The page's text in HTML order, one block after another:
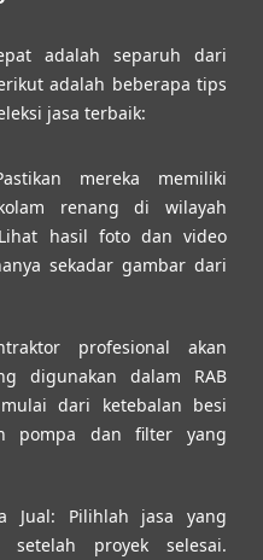
adalah separuh dari
adalah beberapa tips
jasa terbaik:
mereka memiliki
renang di wilayah
hasil foto dan video
sekadar gambar dari
profesional akan
digunakan dalam RAB
dari ketebalan besi
pompa dan filter yang
Jual: Pilihlah jasa yang
proyek selesai.